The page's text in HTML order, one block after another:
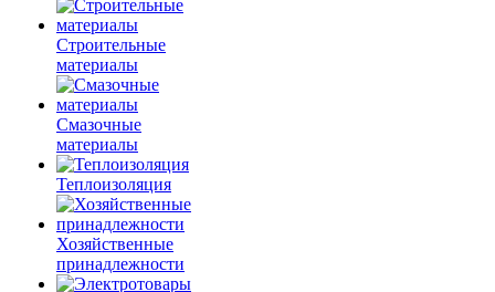
Строительные
материалы
Смазочные
материалы
Теплоизоляция
Хозяйственные
принадлежности